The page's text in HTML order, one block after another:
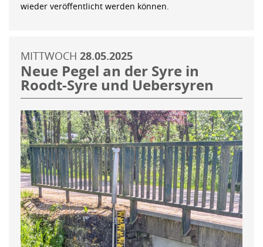
wieder veröffentlicht werden können.
MITTWOCH 28.05.2025
Neue Pegel an der Syre in
Roodt-Syre und Uebersyren